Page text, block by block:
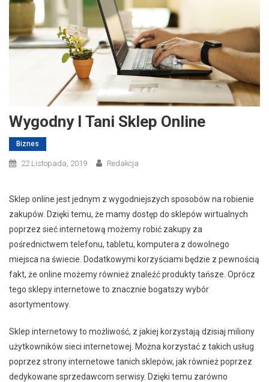
Wygodny I Tani Sklep Online
Biznes
22 Listopada, 2019 Redakcja
Sklep online jest jednym z wygodniejszych sposobów na robienie
zakupów. Dzięki temu, że mamy dostęp do sklepów wirtualnych
poprzez sieć internetową możemy robić zakupy za
pośrednictwem telefonu, tabletu, komputera z dowolnego
miejsca na świecie. Dodatkowymi korzyściami będzie z pewnością
fakt, że online możemy również znaleźć produkty tańsze. Oprócz
tego sklepy internetowe to znacznie bogatszy wybór
asortymentowy.
Sklep internetowy to możliwość, z jakiej korzystają dzisiaj miliony
użytkowników sieci internetowej. Można korzystać z takich usług
poprzez strony internetowe tanich sklepów, jak również poprzez
dedykowane sprzedawcom serwisy. Dzięki temu zarówno